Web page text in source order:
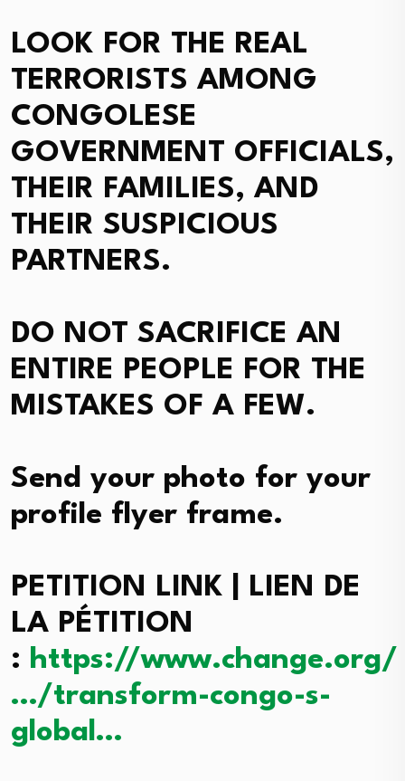
LOOK FOR THE REAL
TERRORISTS AMONG
CONGOLESE
GOVERNMENT OFFICIALS,
THEIR FAMILIES, AND
THEIR SUSPICIOUS
PARTNERS.
DO NOT SACRIFICE AN
ENTIRE PEOPLE FOR THE
MISTAKES OF A FEW.
Send your photo for your
profile flyer frame.
PETITION LINK | LIEN DE
LA PÉTITION
: https://www.change.org/
…/transform-congo-s-
global…